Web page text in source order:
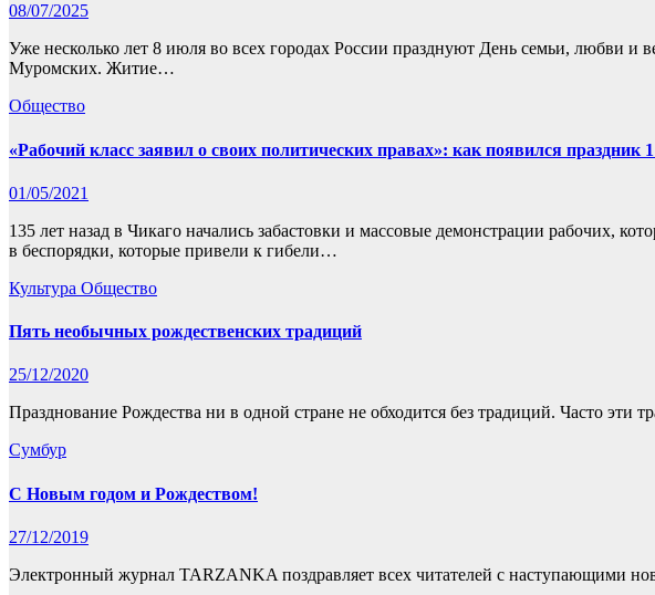
08/07/2025
Уже несколько лет 8 июля во всех городах России празднуют День семьи, любви
Муромских. Житие…
Общество
«Рабочий класс заявил о своих политических правах»: как появился праздник
01/05/2021
135 лет назад в Чикаго начались забастовки и массовые демонстрации рабочих,
в беспорядки, которые привели к гибели…
Культура Общество
Пять необычных рождественских традиций
25/12/2020
Празднование Рождества ни в одной стране не обходится без традиций. Часто
Сумбур
С Новым годом и Рождеством!
27/12/2019
Электронный журнал TARZANKA поздравляет всех читателей с наступающими